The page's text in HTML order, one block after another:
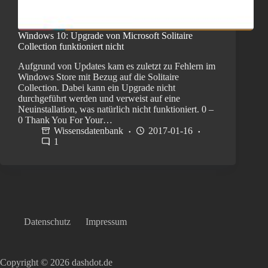
Windows 10: Upgrade von Microsoft Solitaire
Collection funktioniert nicht
Aufgrund von Updates kam es zuletzt zu Fehlern im
Windows Store mit Bezug auf die Solitaire
Collection. Dabei kann ein Upgrade nicht
durchgeführt werden und verweist auf eine
Neuinstallation, was natürlich nicht funktioniert. 0 –
0 Thank You For Your…
Wissensdatenbank
2017-01-16
1
Datenschutz Impressum
Copyright © 2026 dashdot.de